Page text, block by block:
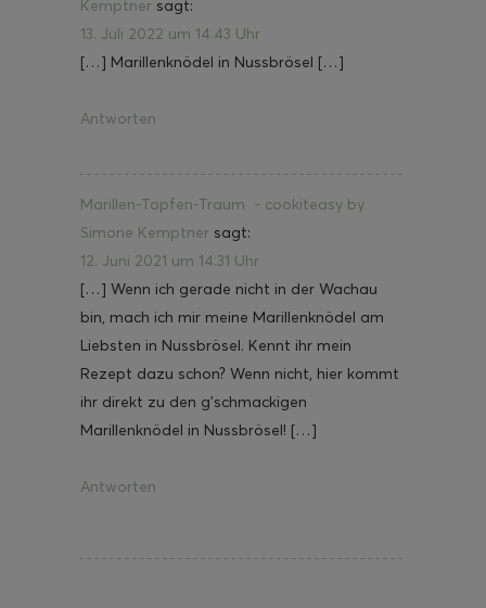
Kemptner sagt:
13. Juli 2022 um 14:43 Uhr
[…] Marillenknödel in Nussbrösel […]
Antworten
Marillen-Topfen-Traum - cookiteasy by
Simone Kemptner sagt:
12. Juni 2021 um 14:31 Uhr
[…] Wenn ich gerade nicht in der Wachau
bin, mach ich mir meine Marillenknödel am
Liebsten in Nussbrösel. Kennt ihr mein
Rezept dazu schon? Wenn nicht, hier kommt
ihr direkt zu den g’schmackigen
Marillenknödel in Nussbrösel! […]
Antworten